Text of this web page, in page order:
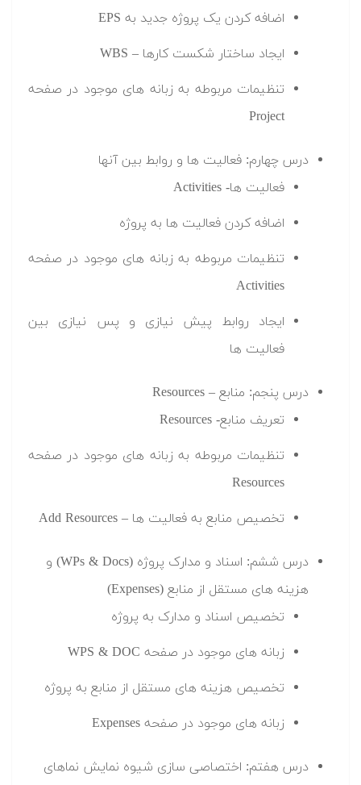
اضافه کردن یک پروژه جدید به EPS
ایجاد ساختار شکست کارها – WBS
تنظیمات مربوطه به زبانه های موجود در صفحه
Project
درس چهارم: فعالیت ها و روابط بین آنها
فعالیت ها- Activities
اضافه کردن فعالیت ها به پروژه
تنظیمات مربوطه به زبانه های موجود در صفحه
Activities
ایجاد روابط پیش نیازی و پس نیازی بین
فعالیت ها
درس پنجم: منابع – Resources
تعریف منابع- Resources
تنظیمات مربوطه به زبانه های موجود در صفحه
Resources
تخصیص منابع به فعالیت ها – Add Resources
درس ششم: اسناد و مدارک پروژه (WPs & Docs) و
هزینه های مستقل از منابع (Expenses)
تخصیص اسناد و مدارک به پروژه
زبانه های موجود در صفحه WPS & DOC
تخصیص هزینه های مستقل از منابع به پروژه
زبانه های موجود در صفحه Expenses
درس هفتم: اختصاصی سازی شیوه نمایش نماهای